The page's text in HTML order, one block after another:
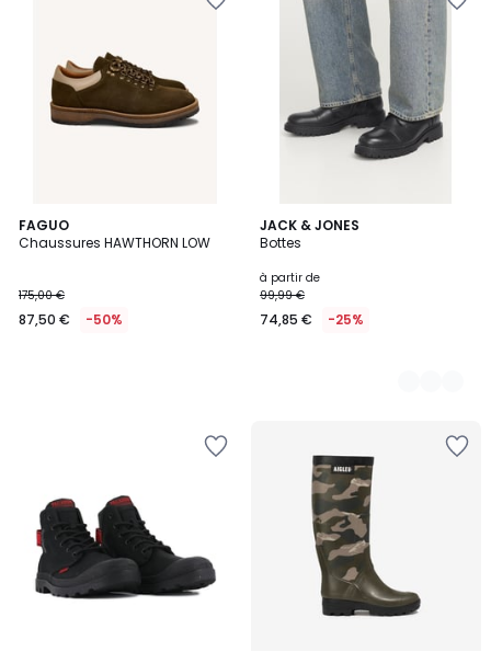
FAGUO
Chaussures HAWTHORN LOW
175,00 €
87,50 € -50%
JACK & JONES
Bottes
à partir de
99,99 €
74,85 € -25%
2
Couleurs